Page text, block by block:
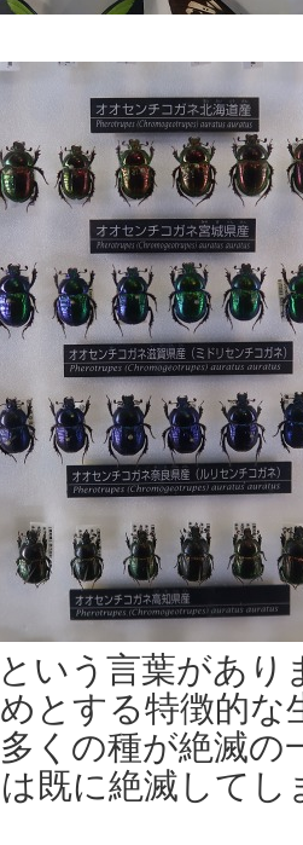
いう言葉があり
とする特徴的な
くの種が絶滅の
既に絶滅してし